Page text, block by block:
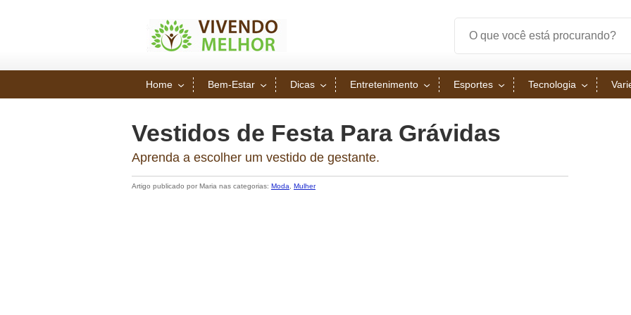
Home Bem-Estar Dicas Entretenimento Esportes Tecnologia
Vestidos de Festa Para Grávidas
Aprenda a escolher um vestido de gestante.
Artigo publicado por Maria nas categorias: Moda Mulher